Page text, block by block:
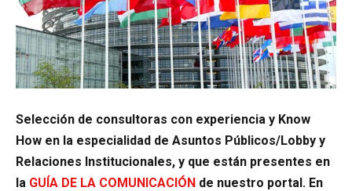
Selección de consultoras con experiencia y Know
How en la especialidad de Asuntos Públicos/Lobby y
Relaciones Institucionales, y que están presentes en
la GUÍA DE LA COMUNICACIÓN de nuestro portal. En